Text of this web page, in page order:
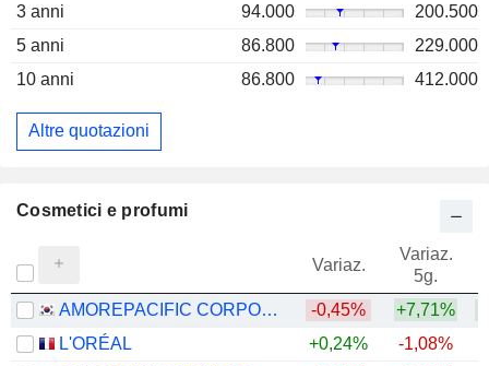
3 anni
94.000
200.500
5 anni
86.800
229.000
10 anni
86.800 412.000
Altre quotazioni
Cosmetici e profumi
Variaz.
Variaz.
5g.
AMOREPACIFIC CORPORATION -0,45% +7,71%
L'ORÉAL
+0,24% -1,08%